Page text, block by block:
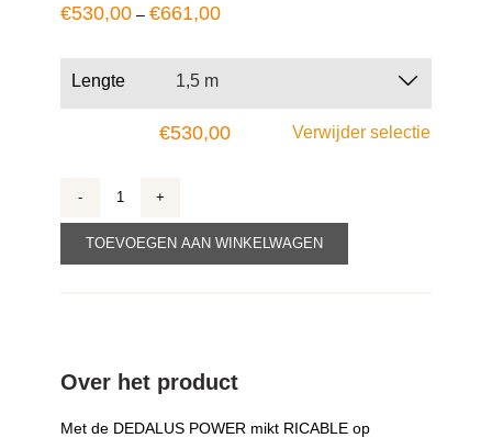
€530,00– €661,00
Lengte 
€530,00 Verwijder selectie
Power
TOEVOEGEN AAN WINKELWAGEN
Over het product
Met de DEDALUS POWER mikt RICABLE op